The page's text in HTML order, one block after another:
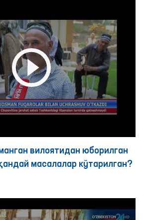
вилоятидан юборилган
масалалар кўтарилган?